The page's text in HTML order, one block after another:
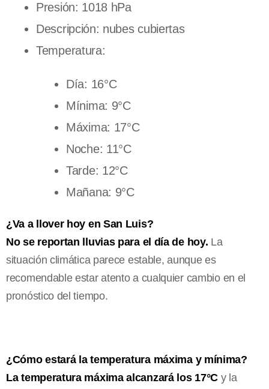
Presión: 1018 hPa
Descripción: nubes cubiertas
Temperatura:
Día: 16°C
Mínima: 9°C
Máxima: 17°C
Noche: 11°C
Tarde: 12°C
Mañana: 9°C
¿Va a llover hoy en San Luis?
No se reportan lluvias para el día de hoy. La
situación climática parece estable, aunque es
recomendable estar atento a cualquier cambio en el
pronóstico del tiempo.
¿Cómo estará la temperatura máxima y mínima?
La temperatura máxima alcanzará los 17°C y la